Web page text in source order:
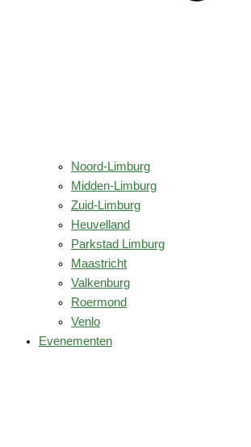
Noord-Limburg
Midden-Limburg
Zuid-Limburg
Heuvelland
Parkstad Limburg
Maastricht
Valkenburg
Roermond
Venlo
Evenementen